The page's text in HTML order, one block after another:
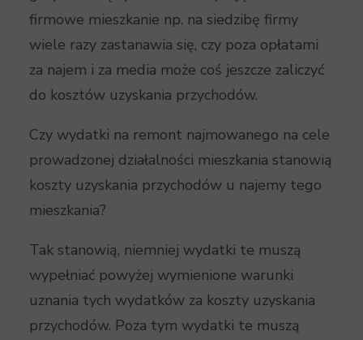
firmowe mieszkanie np. na siedzibę firmy
wiele razy zastanawia się, czy poza opłatami
za najem i za media może coś jeszcze zaliczyć
do kosztów uzyskania przychodów.
Czy wydatki na remont najmowanego na cele
prowadzonej działalności mieszkania stanowią
koszty uzyskania przychodów u najemy tego
mieszkania?
Tak stanowią, niemniej wydatki te muszą
wypełniać powyżej wymienione warunki
uznania tych wydatków za koszty uzyskania
przychodów. Poza tym wydatki te muszą